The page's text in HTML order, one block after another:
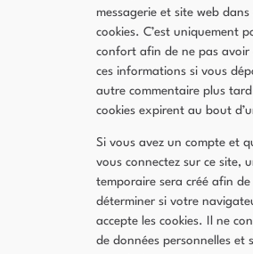
messagerie et site web dans
cookies. C’est uniquement
confort afin de ne pas avoir
ces informations si vous
autre commentaire plus
cookies expirent au bout
Si vous avez un compte et
vous connectez sur ce site,
temporaire sera créé afin de
déterminer si votre
accepte les cookies. Il ne
de données personnelles et